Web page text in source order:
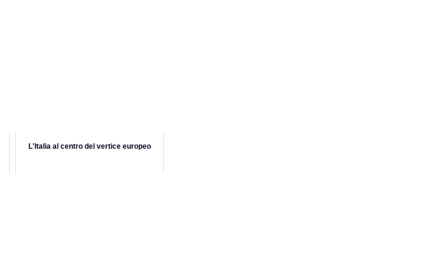
L'Italia al centro del vertice europeo